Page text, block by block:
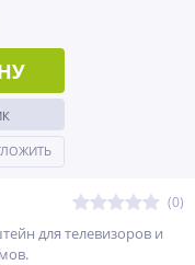
(0)
для телевизоров и